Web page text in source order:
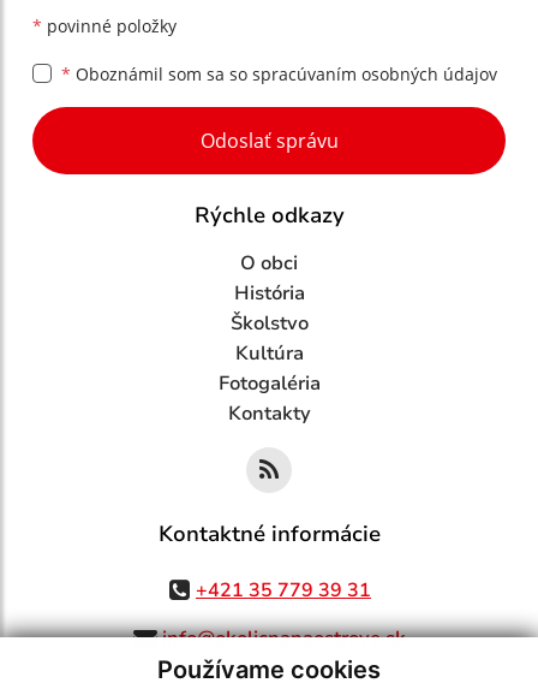
Používame cookies
* povinné položky
* Oboznámil som sa so spracúvaním osobných údajov
Google reCaptcha Response
Odoslať správu
Rýchle odkazy
O obci
História
Školstvo
Kultúra
Fotogaléria
Kontakty
Kontaktné informácie
+421 35 779 39 31
info@okolicnanaostrove.sk